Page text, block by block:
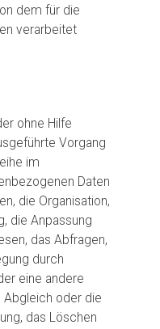
dem für die
verarbeitet
ohne Hilfe
Vorgang
im
Daten
die Organisation,
die Anpassung
das Abfragen,
durch
eine andere
Abgleich oder die
das Löschen